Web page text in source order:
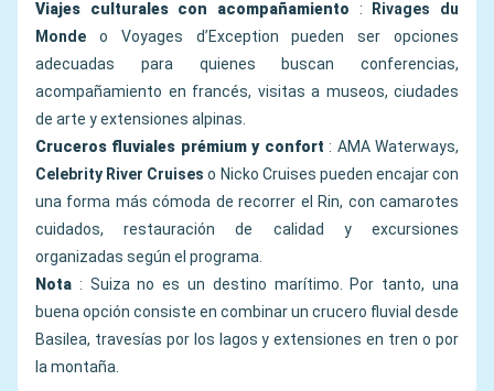
Viajes culturales con acompañamiento :
Rivages du
Monde o Voyages d’Exception pueden ser opciones
adecuadas para quienes buscan conferencias,
acompañamiento en francés, visitas a museos, ciudades
de arte y extensiones alpinas.
Cruceros fluviales prémium y confort : AMA Waterways,
Celebrity River Cruises o Nicko Cruises pueden encajar con
una forma más cómoda de recorrer el Rin, con camarotes
cuidados, restauración de calidad y excursiones
organizadas según el programa.
Nota : Suiza no es un destino marítimo. Por tanto, una
buena opción consiste en combinar un crucero fluvial desde
Basilea, travesías por los lagos y extensiones en tren o por
la montaña.